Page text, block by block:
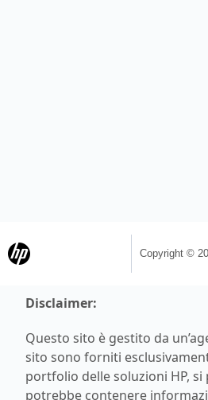
Copyright ©
Disclaimer:
Questo sito è gestito da
sito sono forniti
portfolio delle soluzioni HP, si
potrebbe contenere